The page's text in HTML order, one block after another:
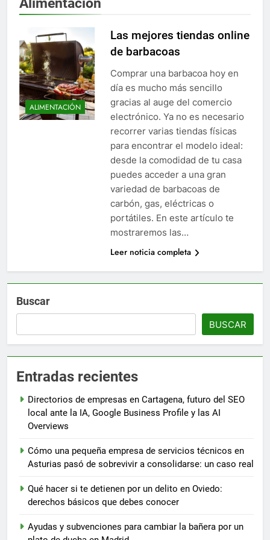
ALIMENTACIÓN
Las mejores tiendas online
de barbacoas
Comprar una barbacoa hoy en
día es mucho más sencillo
gracias al auge del comercio
electrónico. Ya no es necesario
recorrer varias tiendas físicas
para encontrar el modelo ideal:
desde la comodidad de tu casa
puedes acceder a una gran
variedad de barbacoas de
carbón, gas, eléctricas o
portátiles. En este artículo te
mostraremos las…
Leer noticia completa
Buscar
BUSCAR
Entradas recientes
Directorios de empresas en Cartagena, futuro del SEO
local ante la IA, Google Business Profile y las AI
Overviews
Cómo una pequeña empresa de servicios técnicos en
Asturias pasó de sobrevivir a consolidarse: un caso real
Qué hacer si te detienen por un delito en Oviedo:
derechos básicos que debes conocer
Ayudas y subvenciones para cambiar la bañera por un